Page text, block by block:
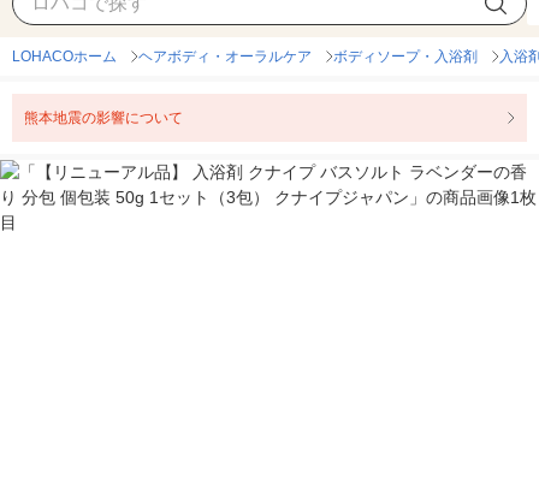
LOHACOホーム ヘアボディ・オーラルケア ボディソープ・入浴剤 入浴
熊本地震の影響について